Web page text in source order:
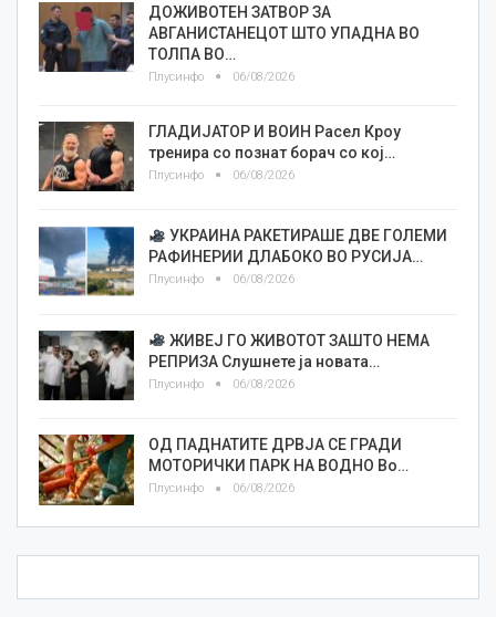
ДОЖИВОТЕН ЗАТВОР ЗА
АВГАНИСТАНЕЦОТ ШТО УПАДНА ВО
ТОЛПА ВО…
Плусинфо 06/08/2026
ГЛАДИЈАТОР И ВОИН Расел Кроу
тренира со познат борач со кој…
Плусинфо 06/08/2026
УКРАИНА РАКЕТИРАШЕ ДВЕ ГОЛЕМИ
РАФИНЕРИИ ДЛАБОКО ВО РУСИЈА…
Плусинфо 06/08/2026
ЖИВЕЈ ГО ЖИВОТОТ ЗАШТО НЕМА
РЕПРИЗА Слушнете ја новата…
Плусинфо 06/08/2026
ОД ПАДНАТИТЕ ДРВЈА СЕ ГРАДИ
МОТОРИЧКИ ПАРК НА ВОДНО Во…
Плусинфо 06/08/2026